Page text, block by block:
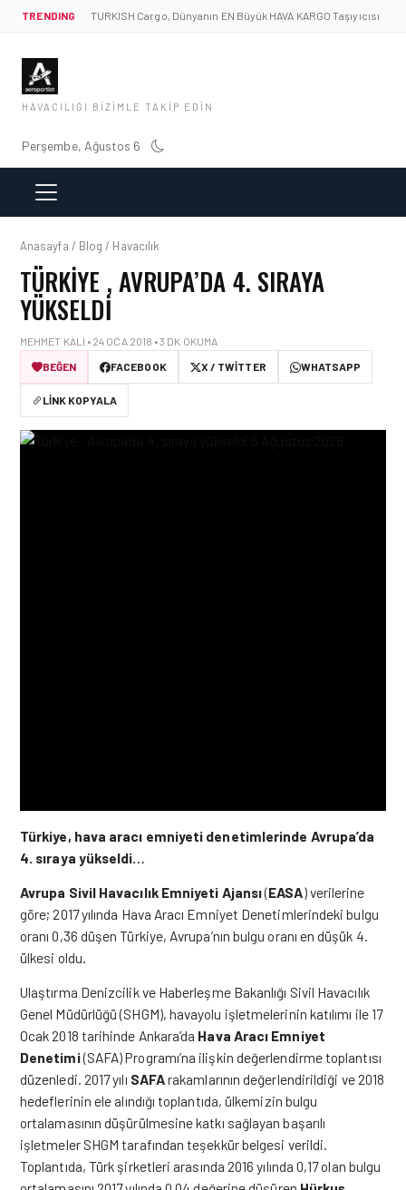
TRENDING TURKISH Cargo, Dünyanın EN Büyük HAVA KARGO Taşıyıcısı
HAVACILIĞI BIZIMLE TAKIP EDIN
Perşembe, Ağustos 6
Anasayfa / Blog / Havacılık
TÜRKIYE , AVRUPA’DA 4. SIRAYA
YÜKSELDI
MEHMET KALI • 24 OCA 2018 • 3 DK OKUMA
BEĞEN
FACEBOOK X / TWITTER WHATSAPP
LINK KOPYALA
Türkiye, hava aracı emniyeti denetimlerinde Avrupa’da
4. sıraya yükseldi…
Avrupa Sivil Havacılık Emniyeti Ajansı(EASA) verilerine
göre; 2017 yılında Hava Aracı Emniyet Denetimlerindeki bulgu
oranı 0,36 düşen Türkiye, Avrupa’nın bulgu oranı en düşük 4.
ülkesi oldu.
Ulaştırma Denizcilik ve Haberleşme Bakanlığı Sivil Havacılık
Genel Müdürlüğü (SHGM), havayolu işletmelerinin katılımı ile 17
Ocak 2018 tarihinde Ankara’da Hava Aracı Emniyet
Denetimi(SAFA) Programı’na ilişkin değerlendirme toplantısı
düzenledi. 2017 yılı SAFArakamlarının değerlendirildiği ve 2018
hedeflerinin ele alındığı toplantıda, ülkemizin bulgu
ortalamasının düşürülmesine katkı sağlayan başarılı
işletmeler SHGM tarafından teşekkür belgesi verildi.
Toplantıda, Türk şirketleri arasında 2016 yılında 0,17 olan bulgu